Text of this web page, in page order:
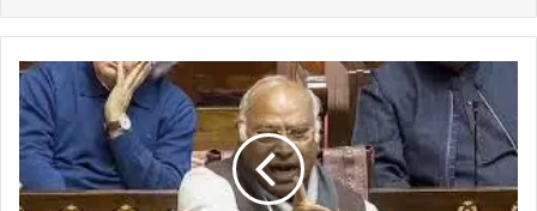
प्रधानमंत्री
मोदी
का
गुणगान
था
राष्ट्रपति